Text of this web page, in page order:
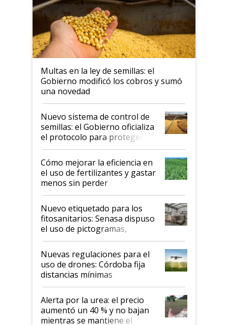
Multas en la ley de semillas: el
Gobierno modificó los cobros y sumó
una novedad
Nuevo sistema de control de
semillas: el Gobierno oficializa
el protocolo para proteger la
propiedad intelectual
Cómo mejorar la eficiencia en
el uso de fertilizantes y gastar
menos sin perder
productividad en la campaña
fina
Nuevo etiquetado para los
fitosanitarios: Senasa dispuso
el uso de pictogramas,
palabras de advertencia e
indicaciones
Nuevas regulaciones para el
uso de drones: Córdoba fija
distancias mínimas
Alerta por la urea: el precio
aumentó un 40 % y no bajan
mientras se mantiene el